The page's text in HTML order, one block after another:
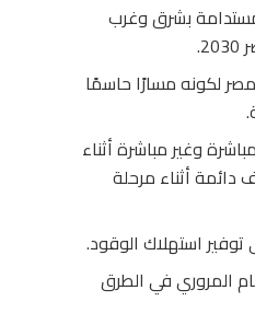
بشرق وغرب
لكونه مسارًا حاسمًا
وغير مباشرة أثناء
أثناء مرحلة
استهلاك الوقود.
المروري في الطرق